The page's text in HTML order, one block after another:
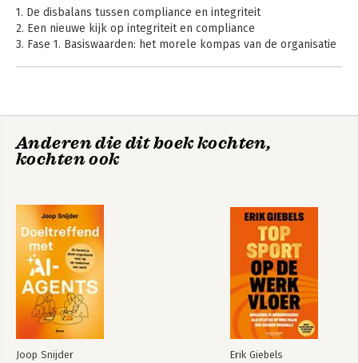
1. De disbalans tussen compliance en integriteit
2. Een nieuwe kijk op integriteit en compliance
3. Fase 1. Basiswaarden: het morele kompas van de organisatie
9. Een effectievere invulling van de rol van compliance officer
10. Nu of nooit!
Bijlage 2: Het normenkader trainen
Sure!-ontwikkelmodel voor een duurzaam integere organisatie
Literatuur
Over de auteur
Dankwoord
Anderen die dit boek kochten,
kochten ook
Joop Snijder Erik Giebels